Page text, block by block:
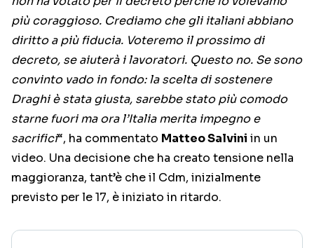
più coraggioso. Crediamo che gli italiani abbiano
diritto a più fiducia. Voteremo il prossimo di
decreto, se aiuterà i lavoratori. Questo no. Se sono
convinto vado in fondo: la scelta di sostenere
Draghi è stata giusta, sarebbe stato più comodo
starne fuori ma ora l’Italia merita impegno e
sacrifici“, ha commentato Matteo Salvini in un
video. Una decisione che ha creato tensione nella
maggioranza, tant’è che il Cdm, inizialmente
previsto per le 17, è iniziato in ritardo.